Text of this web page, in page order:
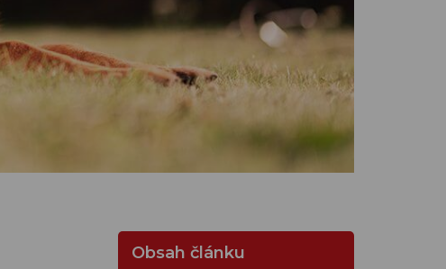
Obsah článku